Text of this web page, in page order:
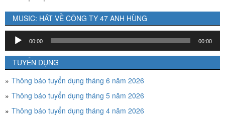
MUSIC: HÁT VỀ CÔNG TY 47 ANH HÙNG
Trình
chơi
Audio
00:00 00:00
TUYỂN DỤNG
Thông báo tuyển dụng tháng 6 năm 2026
Thông báo tuyển dụng tháng 5 năm 2026
Thông báo tuyển dụng tháng 4 năm 2026